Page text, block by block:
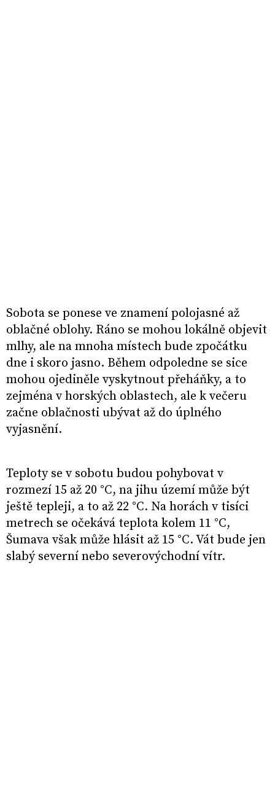
Sobota se ponese ve znamení polojasné až
oblačné oblohy. Ráno se mohou lokálně objevit
mlhy, ale na mnoha místech bude zpočátku
dne i skoro jasno. Během odpoledne se sice
mohou ojediněle vyskytnout přeháňky, a to
zejména v horských oblastech, ale k večeru
začne oblačnosti ubývat až do úplného
vyjasnění.
Teploty se v sobotu budou pohybovat v
rozmezí 15 až 20 °C, na jihu území může být
ještě tepleji, a to až 22 °C. Na horách v tisíci
metrech se očekává teplota kolem 11 °C,
Šumava však může hlásit až 15 °C. Vát bude jen
slabý severní nebo severovýchodní vítr.